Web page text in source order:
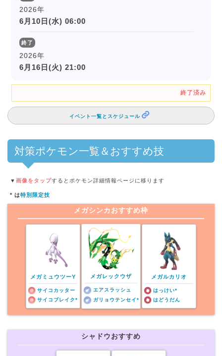
2026年
6月10日(水) 06:00
終了
2026年
6月16日(火) 21:00
終了済み
イベント一覧とスケジュール
対策ポケモン一覧＆おすすめ技
▼ 画像をタップするとポケモン詳細情報ページに移ります
* は特別限定技
メガシンカおすすめ枠
メガミュウツーY
サイコカッター
サイコブレイク*
メガレックウザ
エアスラッシュ
ガリョウテンセイ*
メガルカリオ
はっけい*
はどうだん
シャドウおすすめ